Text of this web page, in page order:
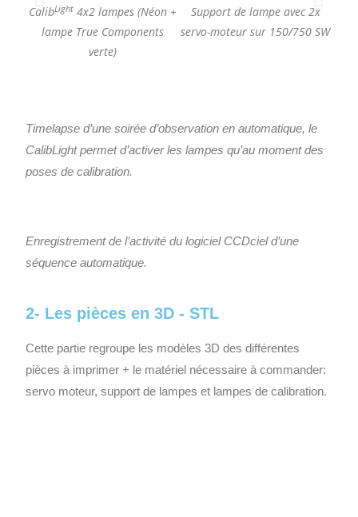
CalibLight4x2 lampes (Néon +
lampe True Components
verte)
Support de lampe avec 2x
servo-moteur sur 150/750 SW
Timelapse d’une soirée d’observation en automatique, le
CalibLight permet d’activer les lampes qu’au moment des
poses de calibration.
Enregistrement de l’activité du logiciel CCDciel d’une
séquence automatique.
2- Les pièces en 3D - STL
Cette partie regroupe les modèles 3D des différentes
pièces à imprimer + le matériel nécessaire à commander:
servo moteur, support de lampes et lampes de calibration.